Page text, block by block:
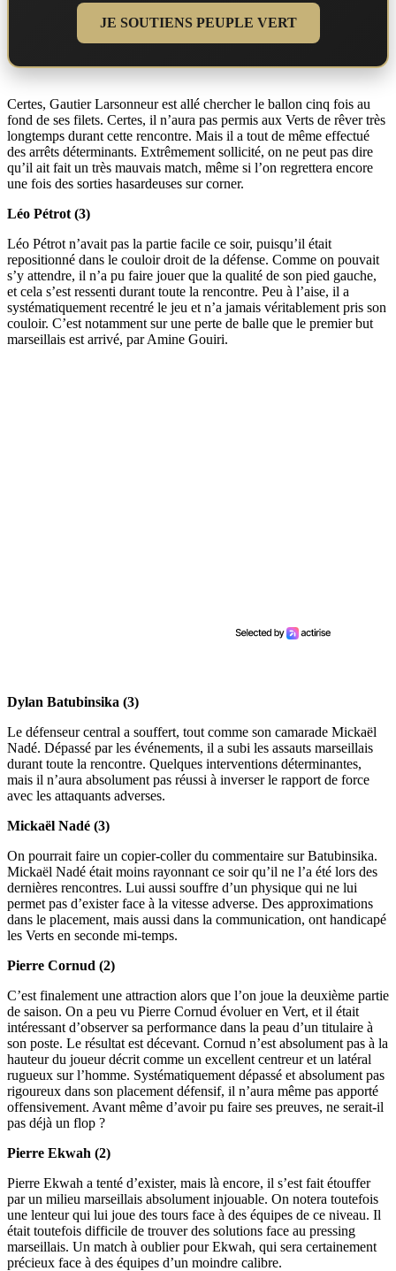
JE SOUTIENS PEUPLE VERT
Certes, Gautier Larsonneur est allé chercher le ballon cinq fois au
fond de ses filets. Certes, il n’aura pas permis aux Verts de rêver très
longtemps durant cette rencontre. Mais il a tout de même effectué
des arrêts déterminants. Extrêmement sollicité, on ne peut pas dire
qu’il ait fait un très mauvais match, même si l’on regrettera encore
une fois des sorties hasardeuses sur corner.
Léo Pétrot (3)
Léo Pétrot n’avait pas la partie facile ce soir, puisqu’il était
repositionné dans le couloir droit de la défense. Comme on pouvait
s’y attendre, il n’a pu faire jouer que la qualité de son pied gauche,
et cela s’est ressenti durant toute la rencontre. Peu à l’aise, il a
systématiquement recentré le jeu et n’a jamais véritablement pris son
couloir. C’est notamment sur une perte de balle que le premier but
marseillais est arrivé, par Amine Gouiri.
Dylan Batubinsika (3)
Le défenseur central a souffert, tout comme son camarade Mickaël
Nadé. Dépassé par les événements, il a subi les assauts marseillais
durant toute la rencontre. Quelques interventions déterminantes,
mais il n’aura absolument pas réussi à inverser le rapport de force
avec les attaquants adverses.
Mickaël Nadé (3)
On pourrait faire un copier-coller du commentaire sur Batubinsika.
Mickaël Nadé était moins rayonnant ce soir qu’il ne l’a été lors des
dernières rencontres. Lui aussi souffre d’un physique qui ne lui
permet pas d’exister face à la vitesse adverse. Des approximations
dans le placement, mais aussi dans la communication, ont handicapé
les Verts en seconde mi-temps.
Pierre Cornud (2)
C’est finalement une attraction alors que l’on joue la deuxième partie
de saison. On a peu vu Pierre Cornud évoluer en Vert, et il était
intéressant d’observer sa performance dans la peau d’un titulaire à
son poste. Le résultat est décevant. Cornud n’est absolument pas à la
hauteur du joueur décrit comme un excellent centreur et un latéral
rugueux sur l’homme. Systématiquement dépassé et absolument pas
rigoureux dans son placement défensif, il n’aura même pas apporté
offensivement. Avant même d’avoir pu faire ses preuves, ne serait-il
pas déjà un flop ?
Pierre Ekwah (2)
Pierre Ekwah a tenté d’exister, mais là encore, il s’est fait étouffer
par un milieu marseillais absolument injouable. On notera toutefois
une lenteur qui lui joue des tours face à des équipes de ce niveau. Il
était toutefois difficile de trouver des solutions face au pressing
marseillais. Un match à oublier pour Ekwah, qui sera certainement
précieux face à des équipes d’un moindre calibre.